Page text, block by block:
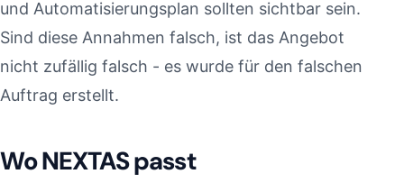
und Automatisierungsplan sollten sichtbar sein.
Sind diese Annahmen falsch, ist das Angebot
nicht zufällig falsch - es wurde für den falschen
Auftrag erstellt.
Wo NEXTAS passt